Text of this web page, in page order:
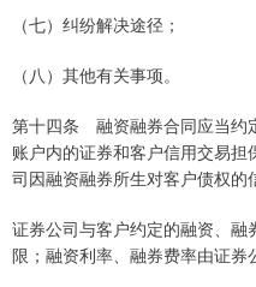
（七）纠纷解决途径；
（八）其他有关事项。
第十四条 融资融券合同应当约
账户内的证券和客户信用交易
司因融资融券所生对客户债权的
证券公司与客户约定的融资、
限；融资利率、融券费率由证券